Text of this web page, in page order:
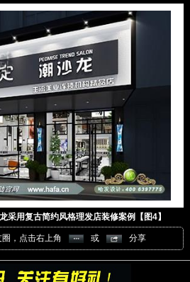
采用复古简约风格理发店装修案例【图4】
，点击右上角 或 分享